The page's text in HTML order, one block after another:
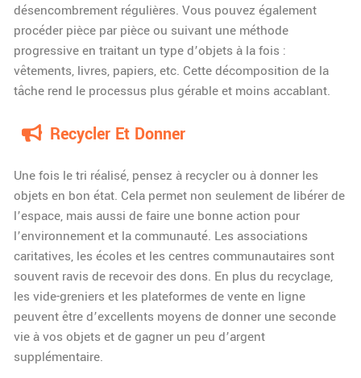
désencombrement régulières. Vous pouvez également
procéder pièce par pièce ou suivant une méthode
progressive en traitant un type d’objets à la fois :
vêtements, livres, papiers, etc. Cette décomposition de la
tâche rend le processus plus gérable et moins accablant.
Recycler Et Donner
Une fois le tri réalisé, pensez à recycler ou à donner les
objets en bon état. Cela permet non seulement de libérer de
l’espace, mais aussi de faire une bonne action pour
l’environnement et la communauté. Les associations
caritatives, les écoles et les centres communautaires sont
souvent ravis de recevoir des dons. En plus du recyclage,
les vide-greniers et les plateformes de vente en ligne
peuvent être d’excellents moyens de donner une seconde
vie à vos objets et de gagner un peu d’argent
supplémentaire.